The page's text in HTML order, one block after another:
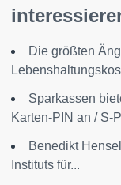
Die größten
Sparkassen
Karten-PIN an / S-
Benedikt
Instituts für...